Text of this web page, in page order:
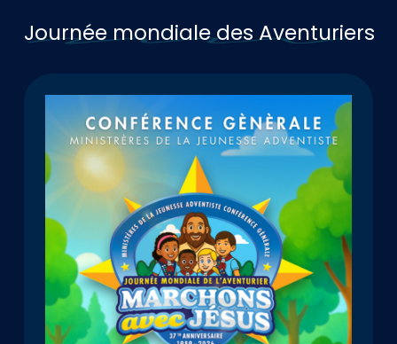
Journée mondiale des Aventuriers